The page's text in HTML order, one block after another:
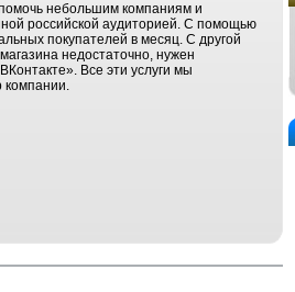
небольшим компаниям и
российской аудиторией. С помощью
покупателей в месяц. С другой
недостаточно, нужен
Все эти услуги мы
компании.